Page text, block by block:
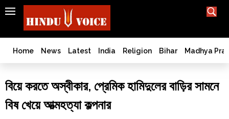
SEARCH
India
Bangladesh
West
World
History
Home News Latest India Religion Bihar Madhya
বিয়ে করতে অস্বীকার, প্রেমিক হামিদুলের বাড়ির সামনে
বিষ খেয়ে আত্মহত্যা কল্পনার